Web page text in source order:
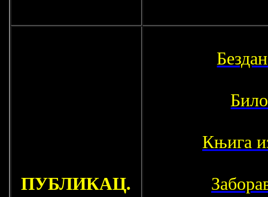
ПУБЛИКАЦ.
Књига